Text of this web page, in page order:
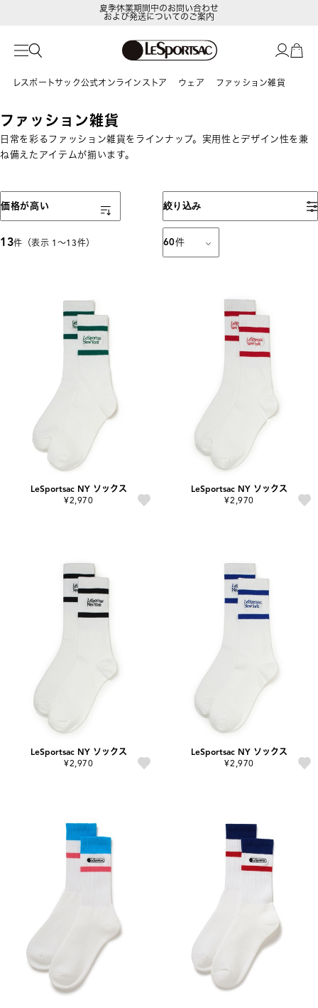
夏季休業期間中のお問い合わせ
および発送についてのご案内
レスポートサック公式オンラインストア ウェア ファッション雑貨
ファッション雑貨
日常を彩るファッション雑貨をラインナップ。実用性とデザイン性を兼
ね備えたアイテムが揃います。
絞り込み
13件（表示 1〜13件） 60件
表示順
価格が高い
LeSportsac NY ソックス
¥2,970
LeSportsac NY ソックス
¥2,970
LeSportsac NY ソックス
¥2,970
LeSportsac NY ソックス
¥2,970